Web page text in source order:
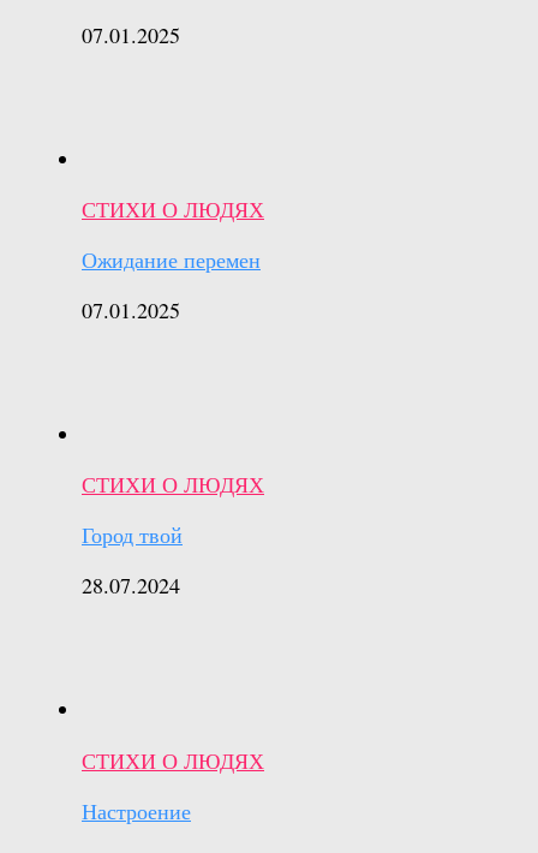
07.01.2025
СТИХИ О ЛЮДЯХ
Ожидание перемен
07.01.2025
СТИХИ О ЛЮДЯХ
Город твой
28.07.2024
СТИХИ О ЛЮДЯХ
Настроение